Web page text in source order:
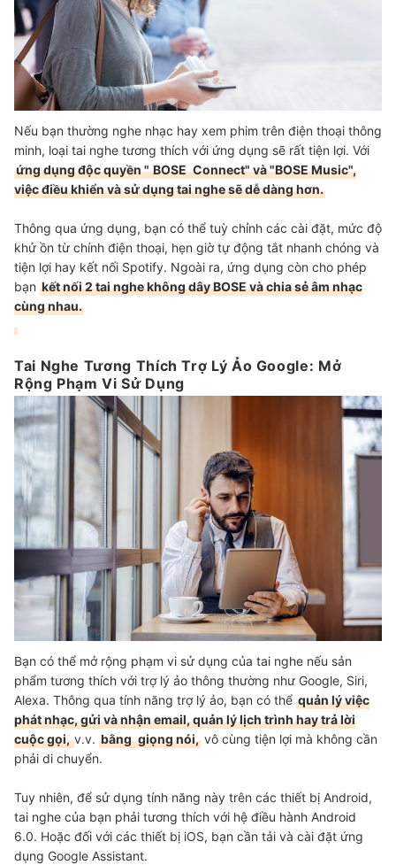
Nếu bạn thường nghe nhạc hay xem phim trên điện thoại thông
minh, loại tai nghe tương thích với ứng dụng sẽ rất tiện lợi. Với
ứng dụng độc quyền " BOSE Connect" và "BOSE Music",
việc điều khiển và sử dụng tai nghe sẽ dễ dàng hơn.
Thông qua ứng dụng, bạn có thể tuỳ chỉnh các cài đặt, mức độ
khử ồn từ chính điện thoại, hẹn giờ tự động tắt nhanh chóng và
tiện lợi hay kết nối Spotify. Ngoài ra, ứng dụng còn cho phép
bạn kết nối 2 tai nghe không dây BOSE và chia sẻ âm nhạc
cùng nhau.
Tai Nghe Tương Thích Trợ Lý Ảo Google: Mở
Rộng Phạm Vi Sử Dụng
Bạn có thể mở rộng phạm vi sử dụng của tai nghe nếu sản
phẩm tương thích với trợ lý ảo thông thường như Google, Siri,
Alexa. Thông qua tính năng trợ lý ảo, bạn có thể quản lý việc
phát nhạc, gửi và nhận email, quản lý lịch trình hay trả lời
cuộc gọi,v.v. bằng giọng nói, vô cùng tiện lợi mà không cần
phải di chuyển.
Tuy nhiên, để sử dụng tính năng này trên các thiết bị Android,
tai nghe của bạn phải tương thích với hệ điều hành Android
6.0. Hoặc đối với các thiết bị iOS, bạn cần tải và cài đặt ứng
dụng Google Assistant.